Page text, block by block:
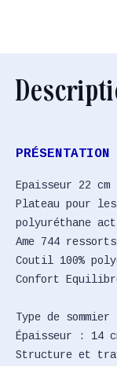
Epaisseur 22 cm
Plateau pour les
polyuréthane
Ame 744
Coutil 100%
Confort
Type de
Épaisseur : 14
Structure et